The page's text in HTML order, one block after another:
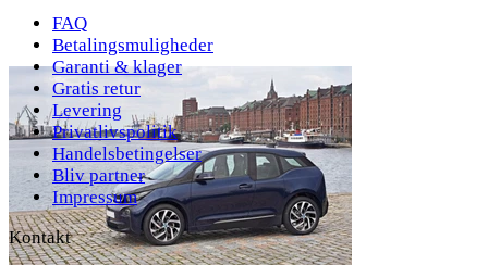
FAQ
Betalingsmuligheder
Garanti & klager
Gratis retur
Levering
Privatlivspolitik
Handelsbetingelser
Bliv partner
Impressum
Kontakt